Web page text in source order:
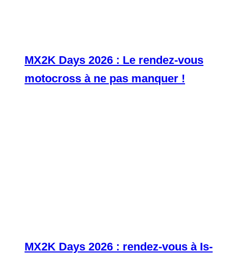
MX2K Days 2026 : Le rendez-vous
motocross à ne pas manquer !
MX2K Days 2026 : rendez-vous à Is-